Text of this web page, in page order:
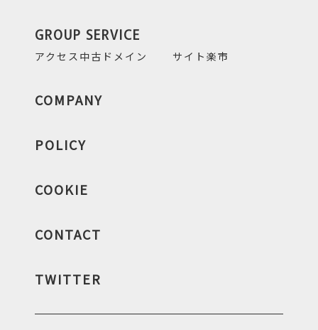
GROUP SERVICE
アクセス中古ドメイン サイト楽市
COMPANY
POLICY
COOKIE
CONTACT
TWITTER